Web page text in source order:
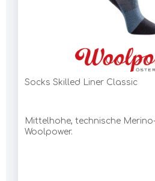
Socks Skilled Liner Classic
Mittelhohe, technische
Woolpower.